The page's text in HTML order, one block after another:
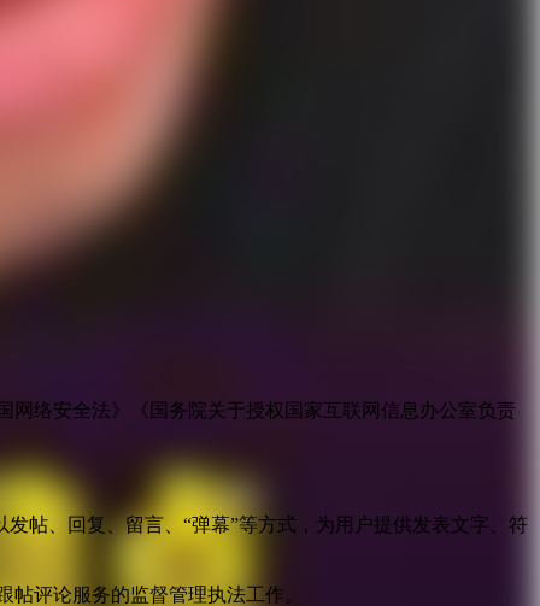
络安全法》《国务院关于授权国家互联网信息办公室负责
帖、回复、留言、“弹幕”等方式，为用户提供发表文字、符
评论服务的监督管理执法工作。